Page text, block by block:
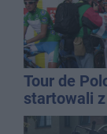
Tour de
startowali